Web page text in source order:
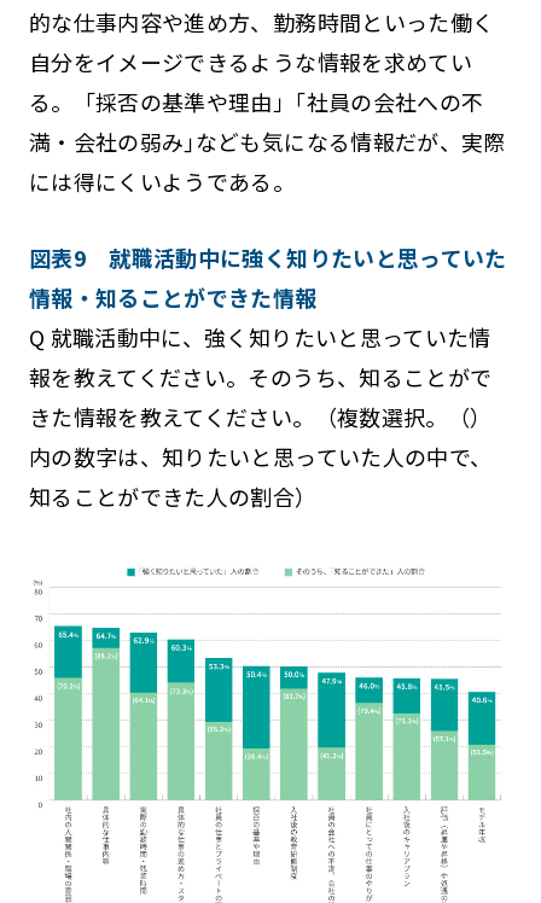
的な仕事内容や進め方、勤務時間といった働く
自分をイメージできるような情報を求めてい
る。「採否の基準や理由」｢社員の会社への不
満・会社の弱み｣なども気になる情報だが、実際
には得にくいようである。
図表9 就職活動中に強く知りたいと思っていた
情報・知ることができた情報
Q 就職活動中に、強く知りたいと思っていた情
報を教えてください。そのうち、知ることがで
きた情報を教えてください。（複数選択。（）
内の数字は、知りたいと思っていた人の中で、
知ることができた人の割合）